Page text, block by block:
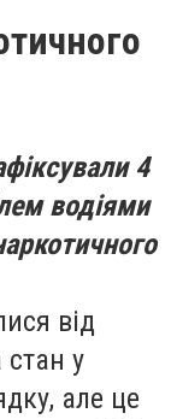
4
водіями
від
у
але це